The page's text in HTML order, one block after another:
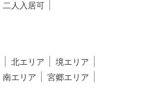
二人入居可
北エリア
境エリア
南エリア
宮郷エリア